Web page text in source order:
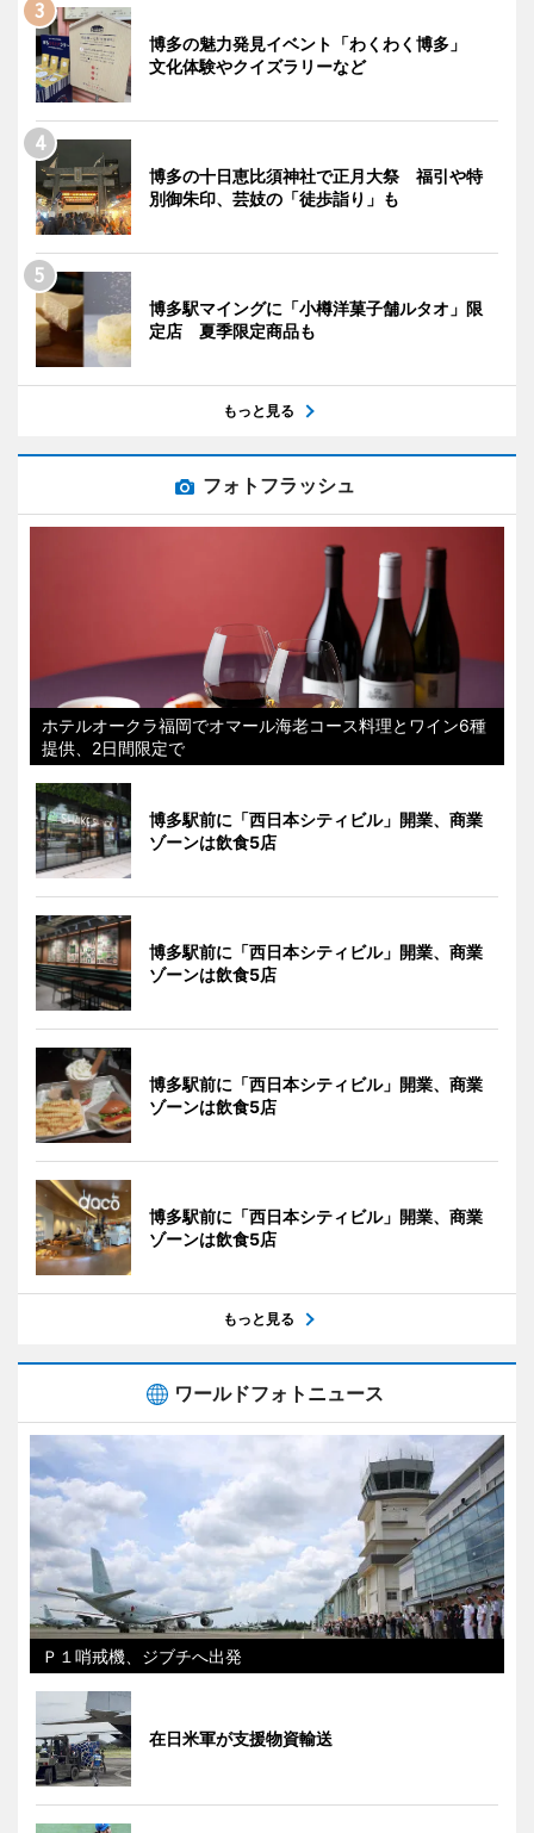
博多の魅力発見イベント「わくわく博多」
文化体験やクイズラリーなど
博多の十日恵比須神社で正月大祭 福引や特
別御朱印、芸妓の「徒歩詣り」も
博多駅マイングに「小樽洋菓子舗ルタオ」限
定店 夏季限定商品も
もっと見る
フォトフラッシュ
ホテルオークラ福岡でオマール海老コース料理とワイン6種
提供、2日間限定で
博多駅前に「西日本シティビル」開業、商業
ゾーンは飲食5店
博多駅前に「西日本シティビル」開業、商業
ゾーンは飲食5店
博多駅前に「西日本シティビル」開業、商業
ゾーンは飲食5店
博多駅前に「西日本シティビル」開業、商業
ゾーンは飲食5店
もっと見る
ワールドフォトニュース
Ｐ１哨戒機、ジブチへ出発
在日米軍が支援物資輸送